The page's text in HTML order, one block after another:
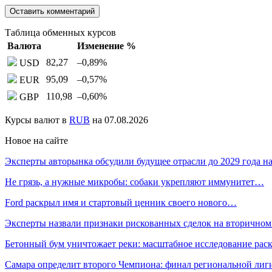
Таблица обменных курсов
Валюта
Изменение %
USD
82,27 –0,89%
EUR
95,09 –0,57%
GBP
110,98 –0,60%
Курсы валют в RUB на 07.08.2026
Новое на сайте
Эксперты авторынка обсудили будущее отрасли до 2029 года
Не грязь, а нужные микробы: собаки укрепляют иммунитет…
Ford раскрыл имя и стартовый ценник своего нового…
Эксперты назвали признаки рискованных сделок на
Бетонный бум уничтожает реки: масштабное исследование
Самара определит второго Чемпиона: финал региональной